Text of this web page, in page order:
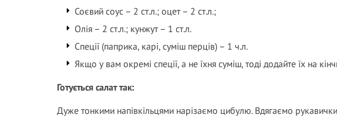
Соєвий соус – 2 ст.л.; оцет – 2 ст.л.;
Олія – 2 ст.л.; кунжут – 1 ст.л.
Спеції (паприка, карі, суміш перців) – 1 ч.л.
Якщо у вам окремі спеції, а не їхня суміш, тоді додайте їх на
Готується салат так:
Дуже тонкими напівкільцями нарізаємо цибулю. Вдягаємо